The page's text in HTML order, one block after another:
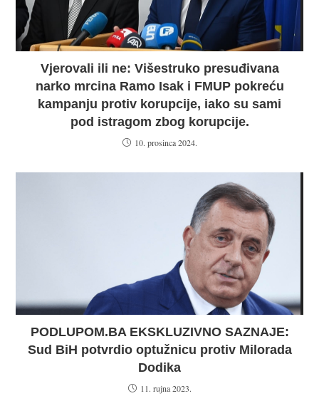
Vjerovali ili ne: Višestruko presuđivana
narko mrcina Ramo Isak i FMUP pokreću
kampanju protiv korupcije, iako su sami
pod istragom zbog korupcije.
10. prosinca 2024.
PODLUPOM.BA EKSKLUZIVNO SAZNAJE:
Sud BiH potvrdio optužnicu protiv Milorada
Dodika
11. rujna 2023.